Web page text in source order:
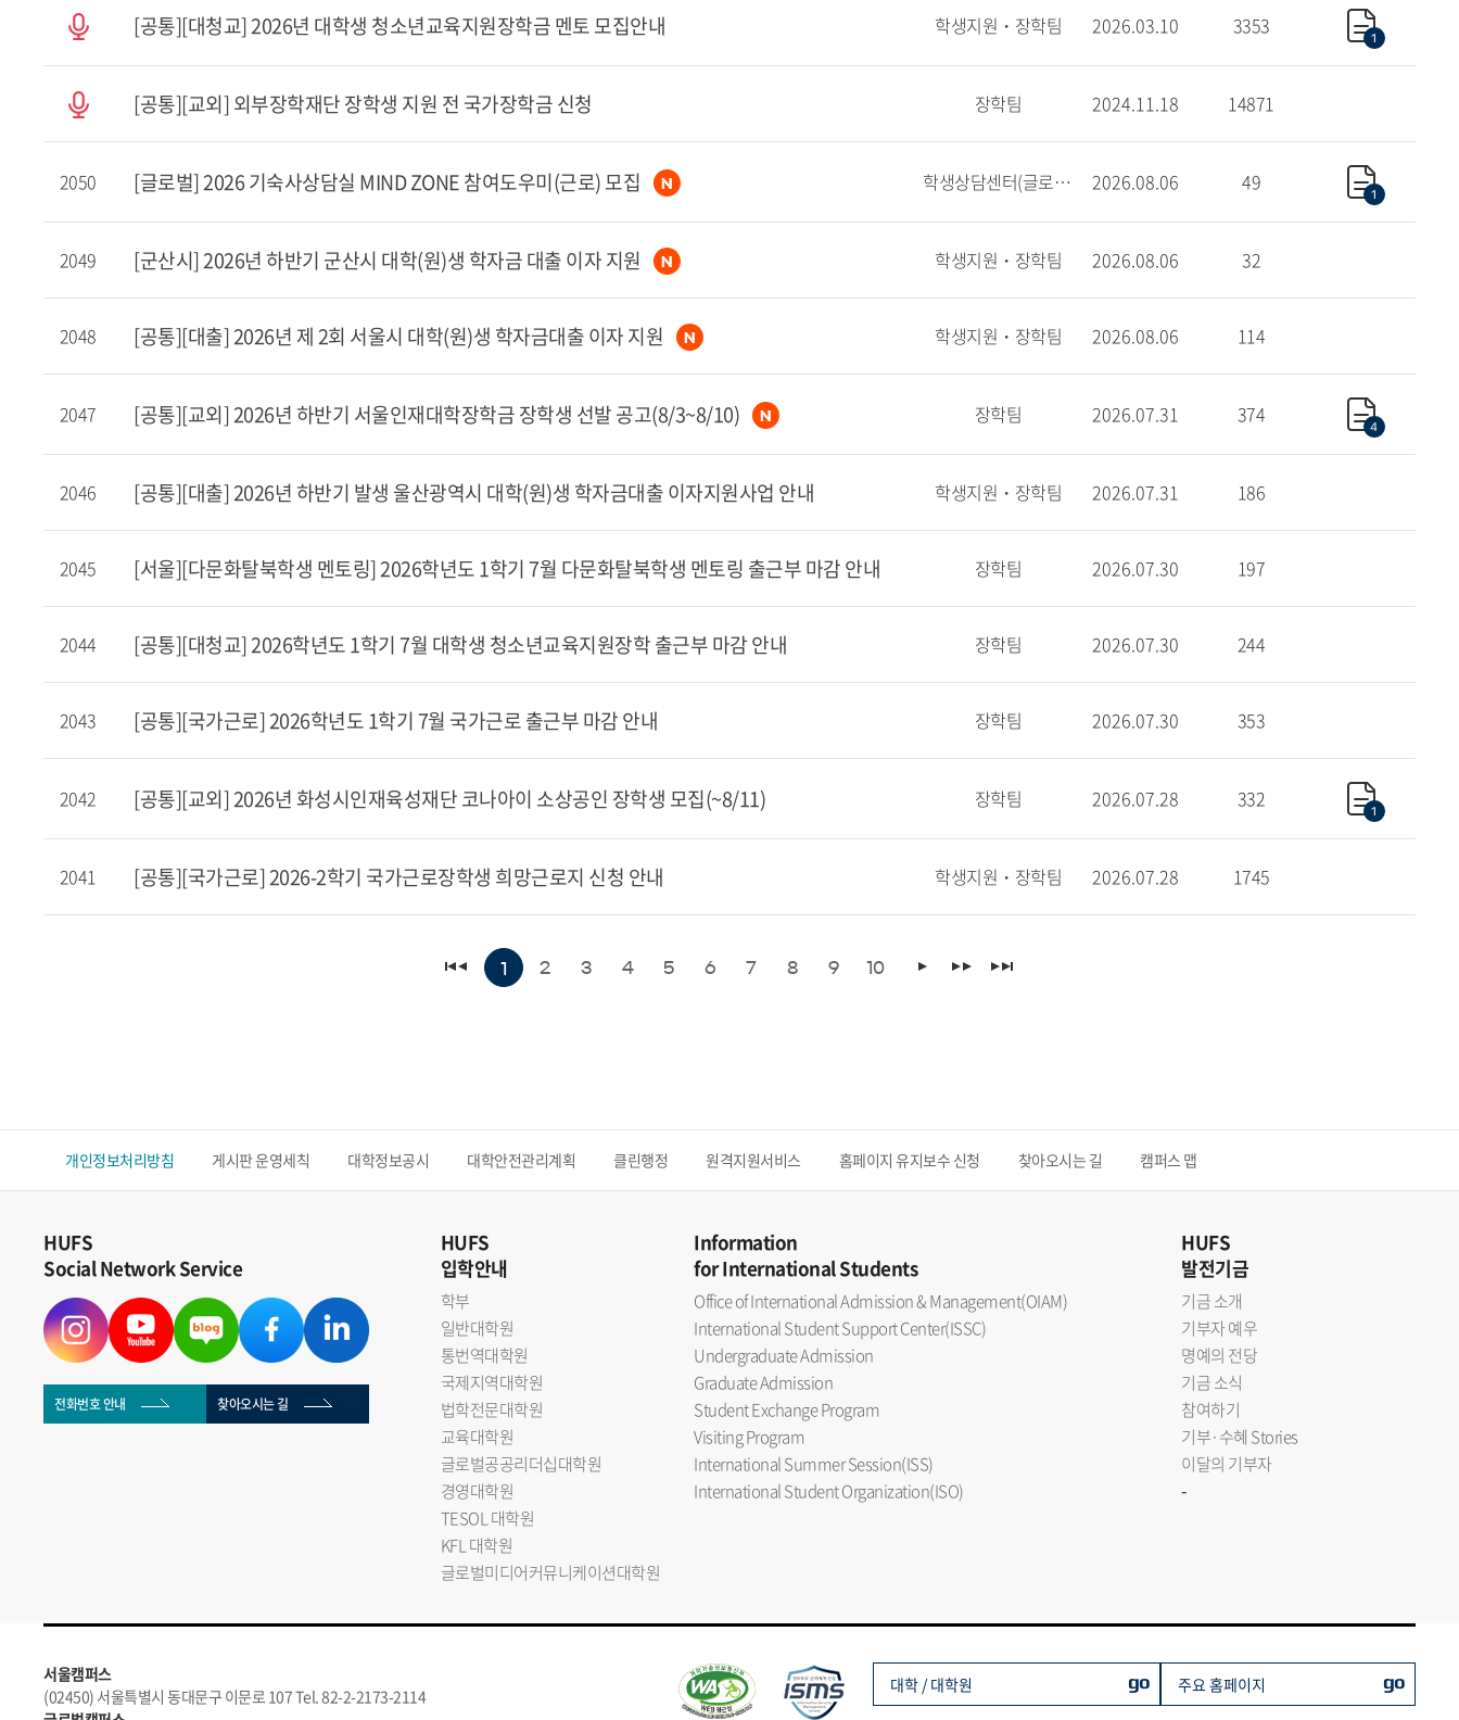
[공통][대청교] 2026년 대학생 청소년교육지원장학금 멘토 모집안내 학생지원・장학팀 2026.03.10 3353 1
[공통][교외] 외부장학재단 장학생 지원 전 국가장학금 신청 장학팀 2024.11.18 14871
2050 [글로벌] 2026 기숙사상담실 MIND ZONE 참여도우미(근로) 모집 학생상담센터(글로벌) 2026.08.06 49 1
2049 [군산시] 2026년 하반기 군산시 대학(원)생 학자금 대출 이자 지원 학생지원・장학팀 2026.08.06 32
2048 [공통][대출] 2026년 제 2회 서울시 대학(원)생 학자금대출 이자 지원 학생지원・장학팀 2026.08.06 114
2047 [공통][교외] 2026년 하반기 서울인재대학장학금 장학생 선발 공고(8/3~8/10) 장학팀 2026.07.31 374 4
2046 [공통][대출] 2026년 하반기 발생 울산광역시 대학(원)생 학자금대출 이자지원사업 안내 학생지원・장학팀 2026.07.31 186
2045 [서울][다문화탈북학생 멘토링] 2026학년도 1학기 7월 다문화탈북학생 멘토링 출근부 마감 안내 장학팀 2026.07.30 197
2044 [공통][대청교] 2026학년도 1학기 7월 대학생 청소년교육지원장학 출근부 마감 안내 장학팀 2026.07.30 244
2043 [공통][국가근로] 2026학년도 1학기 7월 국가근로 출근부 마감 안내 장학팀 2026.07.30 353
2042 [공통][교외] 2026년 화성시인재육성재단 코나아이 소상공인 장학생 모집(~8/11) 장학팀 2026.07.28 332 1
2041 [공통][국가근로] 2026-2학기 국가근로장학생 희망근로지 신청 안내 학생지원・장학팀 2026.07.28 1745
1 2 3 4 5 6 7 8 9 10
개인정보처리방침 게시판 운영세칙 대학정보공시 대학안전관리계획 클린행정 원격지원서비스 홈페이지 유지보수 신청 찾아오시는 길 캠퍼스 맵
HUFS
Social Network Service
전화번호 안내 찾아오시는 길
HUFS
입학안내
학부
일반대학원
통번역대학원
국제지역대학원
법학전문대학원
교육대학원
글로벌공공리더십대학원
경영대학원
TESOL 대학원
KFL 대학원
글로벌미디어커뮤니케이션대학원
Information
for International Students
Office of International Admission & Management(OIAM)
International Student Support Center(ISSC)
Undergraduate Admission
Graduate Admission
Student Exchange Program
Visiting Program
International Summer Session(ISS)
International Student Organization(ISO)
HUFS
발전기금
기금 소개
기부자 예우
명예의 전당
기금 소식
참여하기
기부·수혜 Stories
이달의 기부자
-
서울캠퍼스
(02450) 서울특별시 동대문구 이문로 107 Tel. 82-2-2173-2114
대학 / 대학원 go 주요 홈페이지 go